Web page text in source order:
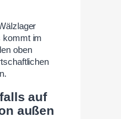
kommt im
oben
auf
außen